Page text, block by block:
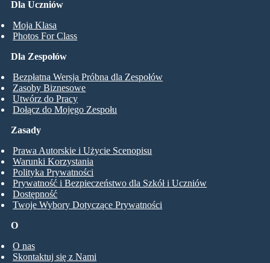
Dla Uczniów
Moja Klasa
Photos For Class
Dla Zespołów
Bezpłatna Wersja Próbna dla Zespołów
Zasoby Biznesowe
Utwórz do Pracy
Dołącz do Mojego Zespołu
O
O nas
Skontaktuj się z Nami
Zasady
Prawa Autorskie i Użycie Scenopisu
Warunki Korzystania
Polityka Prywatności
Prywatność i Bezpieczeństwo dla Szkół i Uczniów
Dostępność
Twoje Wybory Dotyczące Prywatności